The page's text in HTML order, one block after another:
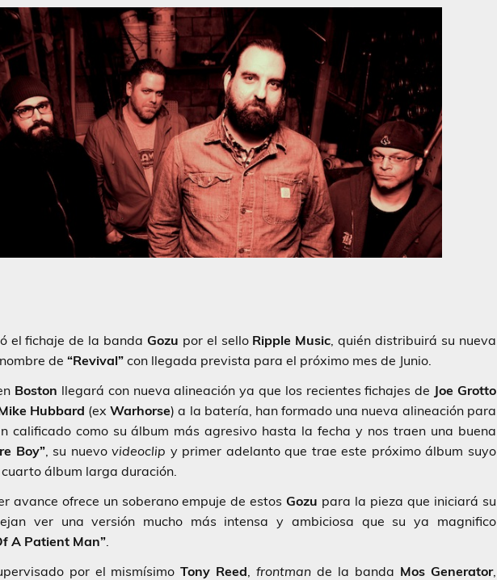
el fichaje de la banda Gozu por el sello Ripple Music , quién distribuirá su nueva
de “Revival” con llegada prevista para el próximo mes de Junio.
Boston llegará con nueva alineación ya que los recientes fichajes de Joe Grotto
Hubbard (exWarhorse) a la batería, han formado una nueva alineación para
calificado como su álbum más agresivo hasta la fecha y nos traen una buena
Boy”, su nuevovideoclip y primer adelanto que trae este próximo álbum suyo
álbum larga duración.
avance ofrece un soberano empuje de estosGozu para la pieza que iniciará su
ver una versión mucho más intensa y ambiciosa que su ya magnifico
A Patient Man”
por el mismísimoTony Reed ,frontman de la banda Mos Generator,